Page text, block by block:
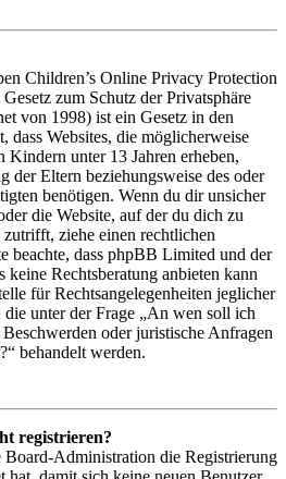
Children’s Online Privacy Protection
zum Schutz der Privatsphäre
von 1998) ist ein Gesetz in den
dass Websites, die möglicherweise
Kindern unter 13 Jahren erheben,
der Eltern beziehungsweise des oder
benötigen. Wenn du dir unsicher
die Website, auf der du dich zu
zutrifft, ziehe einen rechtlichen
beachte, dass phpBB Limited und der
keine Rechtsberatung anbieten kann
für Rechtsangelegenheiten jeglicher
unter der Frage „An wen soll ich
oder juristische Anfragen
behandelt werden.
registrieren?
Board-Administration die Registrierung